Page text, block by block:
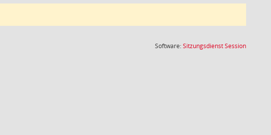
Software:SitzungsdienstSession(Wird in